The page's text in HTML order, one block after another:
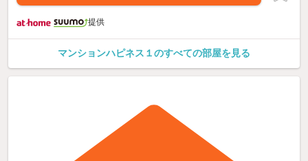
提供
マンションハピネス１のすべての部屋を見る